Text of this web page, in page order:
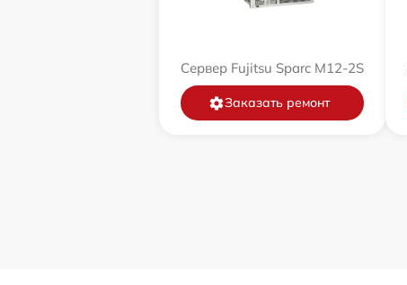
Сервер Fujitsu Sparc M12-2S
Заказать ремонт